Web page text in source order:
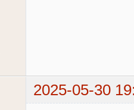
2025-05-30